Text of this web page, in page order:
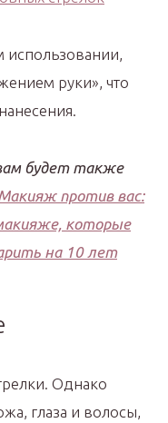
руки», что
будет также
против вас:
которые
на 10 лет
Однако
глаза и волосы,